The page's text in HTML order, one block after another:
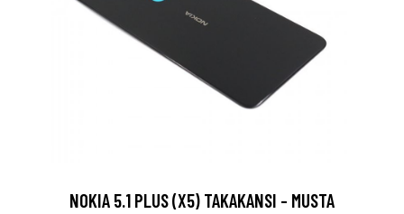
NOKIA 5.1 PLUS (X5) TAKAKANSI - MUSTA